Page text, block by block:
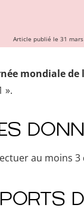
Article publié le 31
mondiale de
».
au moins